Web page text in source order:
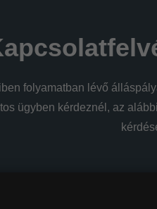
folyamatban lévő
ügyben kérdeznél, az